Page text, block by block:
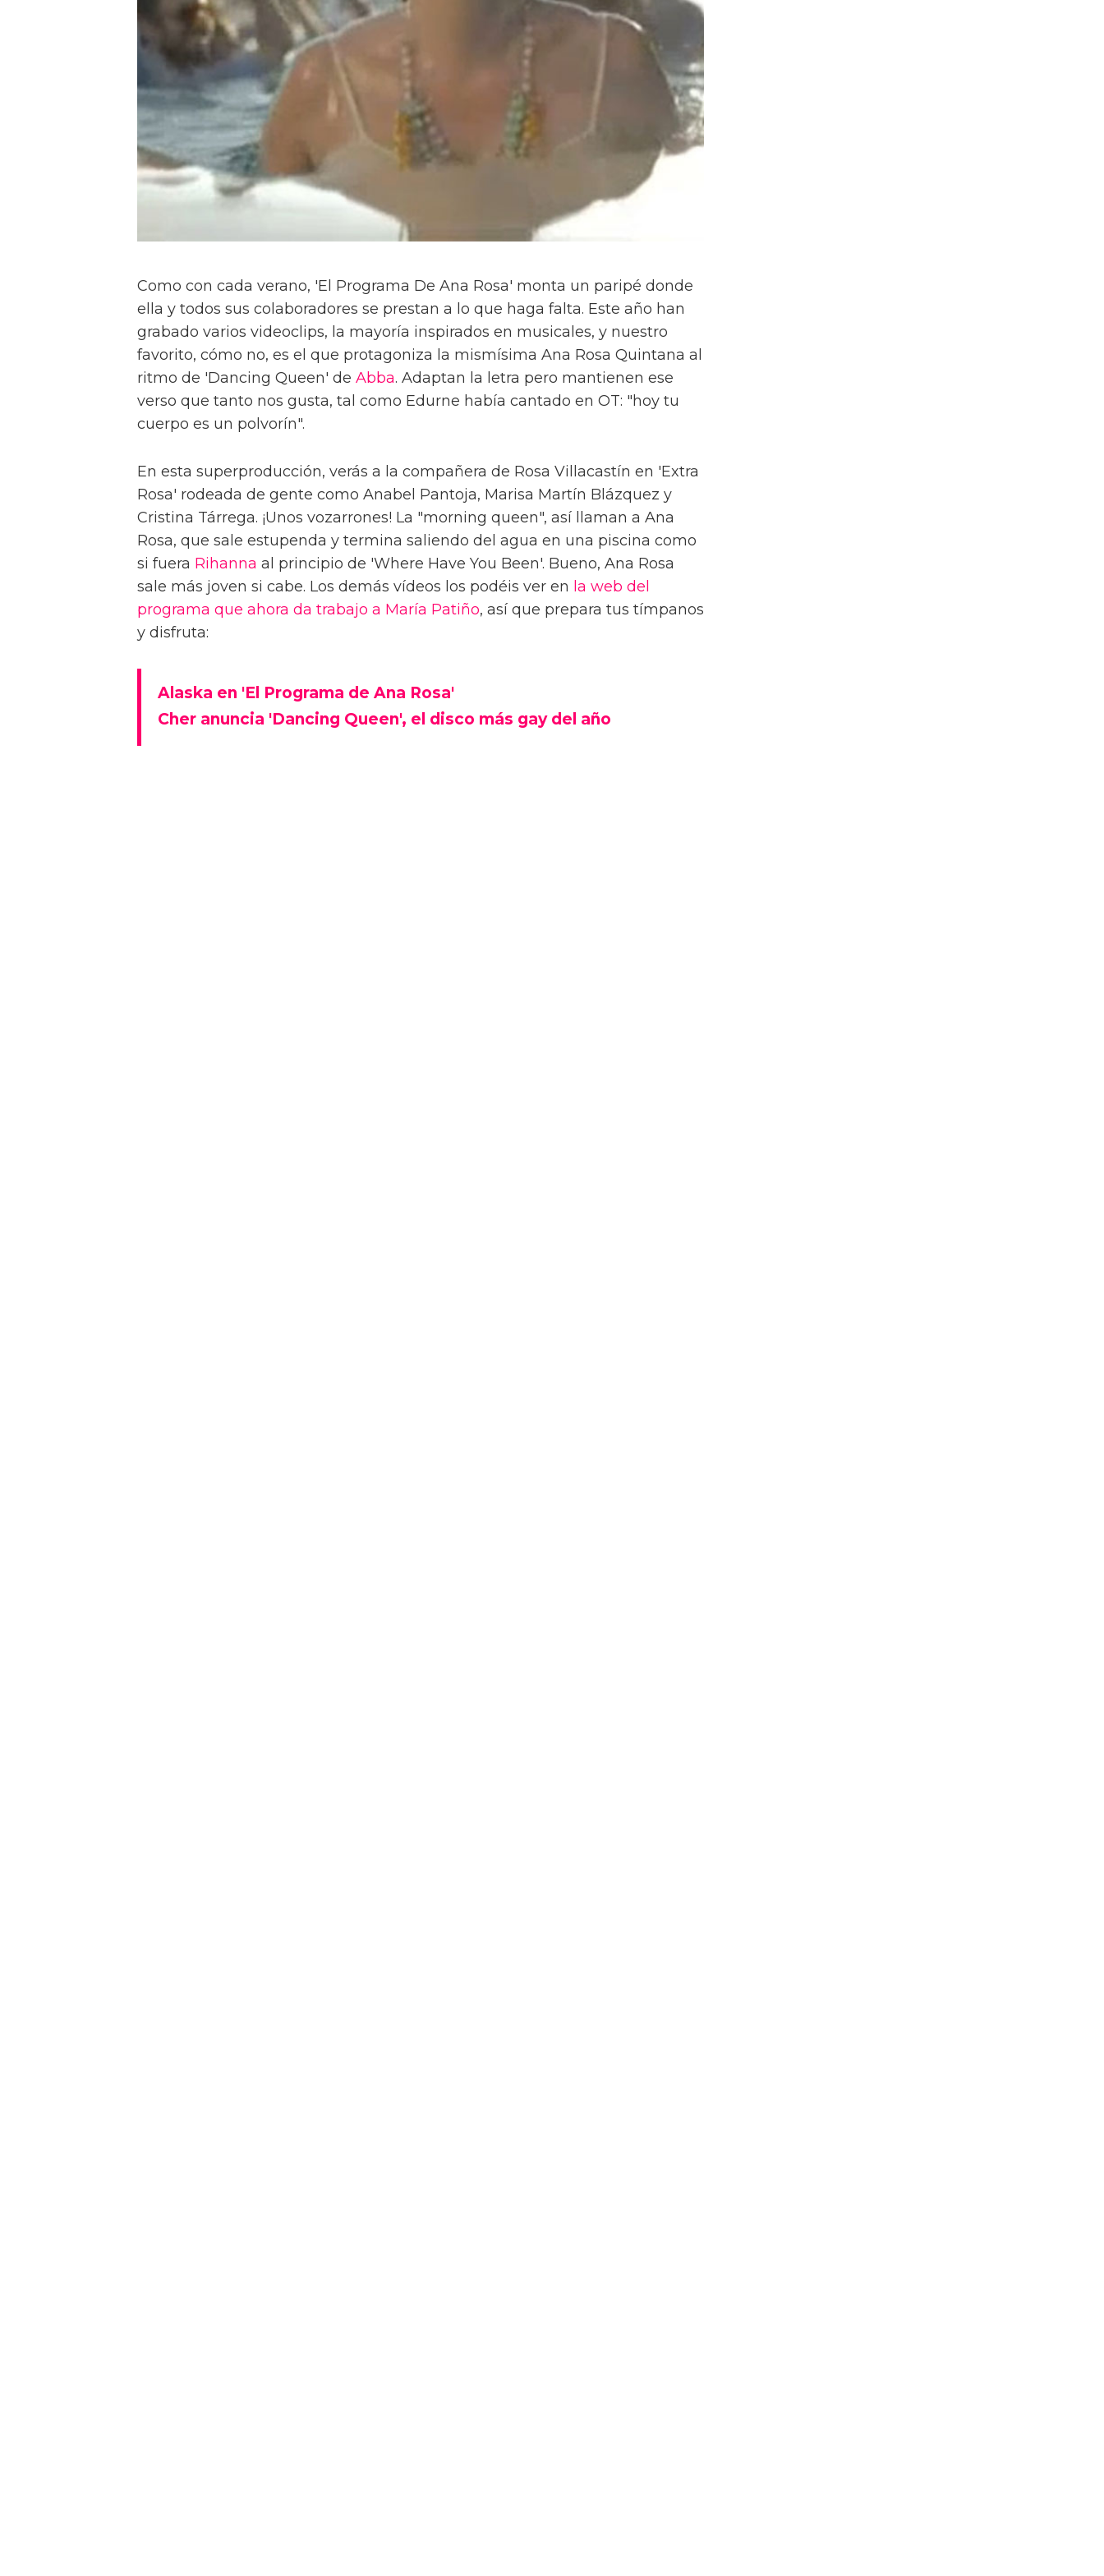
Como con cada verano, 'El Programa De Ana Rosa' monta un paripé donde
ella y todos sus colaboradores se prestan a lo que haga falta. Este año han
grabado varios videoclips, la mayoría inspirados en musicales, y nuestro
favorito, cómo no, es el que protagoniza la mismísima Ana Rosa Quintana al
ritmo de 'Dancing Queen' de Abba. Adaptan la letra pero mantienen ese
verso que tanto nos gusta, tal como Edurne había cantado en OT: "hoy tu
cuerpo es un polvorín".
En esta superproducción, verás a la compañera de Rosa Villacastín en 'Extra
Rosa' rodeada de gente como Anabel Pantoja, Marisa Martín Blázquez y
Cristina Tárrega. ¡Unos vozarrones! La "morning queen", así llaman a Ana
Rosa, que sale estupenda y termina saliendo del agua en una piscina como
si fuera Rihanna al principio de 'Where Have You Been'. Bueno, Ana Rosa
sale más joven si cabe. Los demás vídeos los podéis ver en la web del
programa que ahora da trabajo a María Patiño, así que prepara tus tímpanos
y disfruta:
Alaska en 'El Programa de Ana Rosa'
Cher anuncia 'Dancing Queen', el disco más gay del año